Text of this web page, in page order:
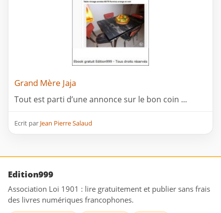
Grand Mère Jaja
Tout est parti d’une annonce sur le bon coin ...
Ecrit par Jean Pierre Salaud
Edition999
Association Loi 1901 : lire gratuitement et publier sans frais
des livres numériques francophones.